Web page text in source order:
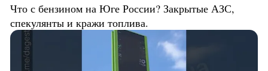
Что с бензином на Юге России? Закрытые АЗС,
спекулянты и кражи топлива.